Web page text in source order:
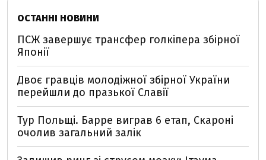
ОСТАННІ НОВИНИ
ПСЖ завершує трансфер голкіпера збірної
Японії
Двоє гравців молодіжної збірної України
перейшли до празької Славії
Тур Польщі. Барре виграв 6 етап, Скароні
очолив загальний залік